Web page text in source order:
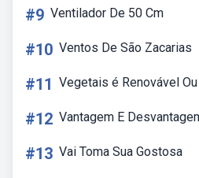
#9 Ventilador De 50 Cm
#10 Ventos De São Zacarias
#11 Vegetais é Renovável
#12 Vantagem E
#13 Vai Toma Sua Gostosa